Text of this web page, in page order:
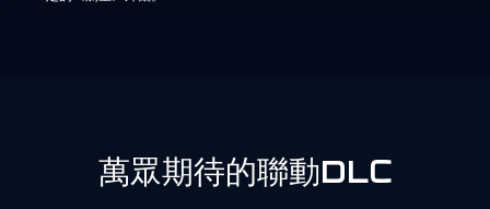
萬眾期待的聯動DLC